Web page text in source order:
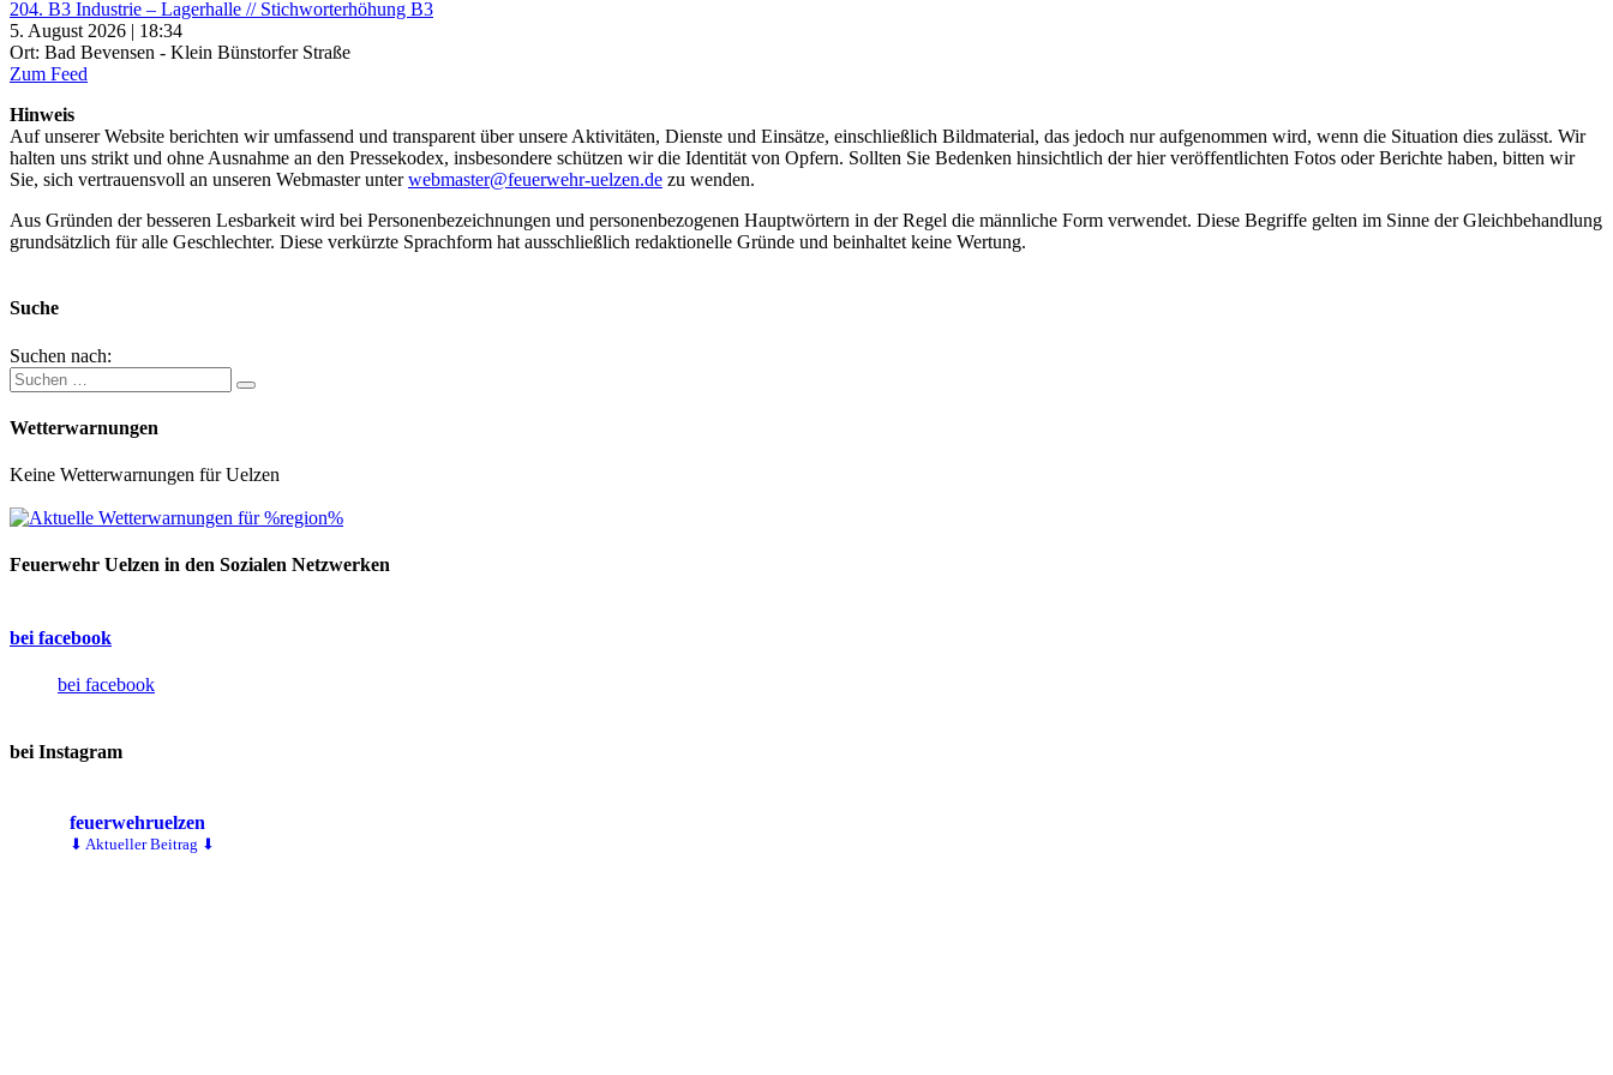
204. B3 Industrie – Lagerhalle // Stichworterhöhung B3
5. August 2026 | 18:34
Ort: Bad Bevensen - Klein Bünstorfer Straße
Zum Feed
Hinweis
Auf unserer Website berichten wir umfassend und transparent über unsere Aktivitäten, Dienste und Einsätze, einschließlich Bildmaterial, das jedoch nur aufgenommen wird, wenn die Situation dies zulässt. Wir
halten uns strikt und ohne Ausnahme an den Pressekodex, insbesondere schützen wir die Identität von Opfern. Sollten Sie Bedenken hinsichtlich der hier veröffentlichten Fotos oder Berichte haben, bitten wir
Sie, sich vertrauensvoll an unseren Webmaster unterwebmaster@feuerwehr-uelzen.de zu wenden.
Aus Gründen der besseren Lesbarkeit wird bei Personenbezeichnungen und personenbezogenen Hauptwörtern in der Regel die männliche Form verwendet. Diese Begriffe gelten im Sinne der Gleichbehandlung
grundsätzlich für alle Geschlechter. Diese verkürzte Sprachform hat ausschließlich redaktionelle Gründe und beinhaltet keine Wertung.
Suche
Suchen nach:
Wetterwarnungen
Keine Wetterwarnungen für Uelzen
Feuerwehr Uelzen in den Sozialen Netzwerken
bei facebook
bei facebook
bei Instagram
feuerwehruelzen
⬇ Aktueller Beitrag ⬇